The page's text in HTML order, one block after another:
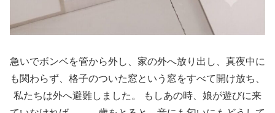
急いでボンベを管から外し、家の外へ放り出し、真夜中に
も関わらず、格子のついた窓という窓をすべて開け放ち、
私たちは外へ避難しました。 もしあの時、娘が遊びに来